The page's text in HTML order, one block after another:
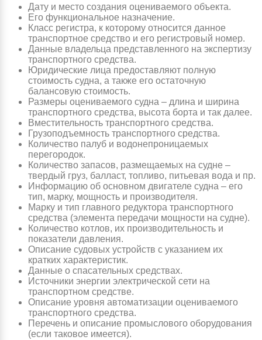
Дату и место создания оцениваемого объекта.
Его функциональное назначение.
Класс регистра, к которому относится данное
транспортное средство и его регистровый номер.
Данные владельца представленного на экспертизу
транспортного средства.
Юридические лица предоставляют полную
стоимость судна, а также его остаточную
балансовую стоимость.
Размеры оцениваемого судна – длина и ширина
транспортного средства, высота борта и так далее.
Вместительность транспортного средства.
Грузоподъемность транспортного средства.
Количество палуб и водонепроницаемых
перегородок.
Количество запасов, размещаемых на судне –
твердый груз, балласт, топливо, питьевая вода и пр.
Информацию об основном двигателе судна – его
тип, марку, мощность и производителя.
Марку и тип главного редуктора транспортного
средства (элемента передачи мощности на судне).
Количество котлов, их производительность и
показатели давления.
Описание судовых устройств с указанием их
кратких характеристик.
Данные о спасательных средствах.
Источники энергии электрической сети на
транспортном средстве.
Описание уровня автоматизации оцениваемого
транспортного средства.
Перечень и описание промыслового оборудования
(если таковое имеется).